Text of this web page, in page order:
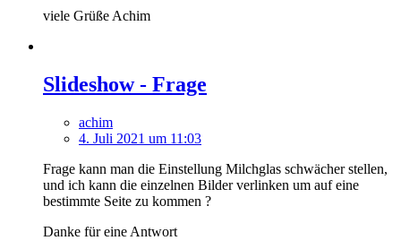
viele Grüße Achim
Slideshow - Frage
achim
4. Juli 2021 um 11:03
Frage kann man die Einstellung Milchglas schwächer stellen,
und ich kann die einzelnen Bilder verlinken um auf eine
bestimmte Seite zu kommen ?
Danke für eine Antwort